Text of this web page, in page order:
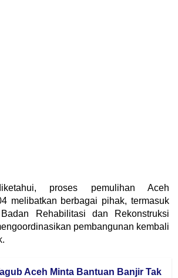
proses pemulihan Aceh
melibatkan berbagai pihak, termasuk
Badan Rehabilitasi dan Rekonstruksi
pembangunan kembali
Aceh Minta Bantuan Banjir Tak